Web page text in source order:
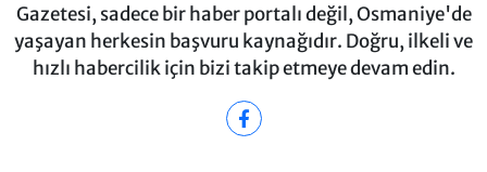
Gazetesi, sadece bir haber portalı değil, Osmaniye'de
yaşayan herkesin başvuru kaynağıdır. Doğru, ilkeli ve
hızlı habercilik için bizi takip etmeye devam edin.